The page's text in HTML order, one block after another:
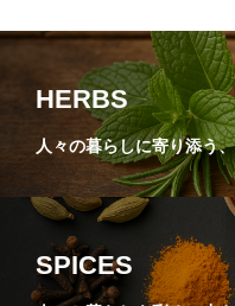
HERBS
人々の暮らしに寄り添う
SPICES